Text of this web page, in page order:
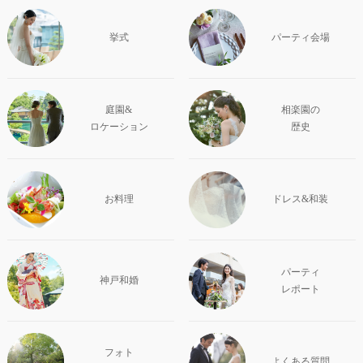
挙式 パーティ会場
庭園&
ロケーション
相楽園の
歴史
お料理 ドレス&和装
神戸和婚
パーティ
レポート
フォト